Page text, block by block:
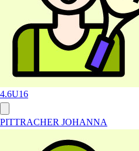
4.6U16
PITTRACHER JOHANNA